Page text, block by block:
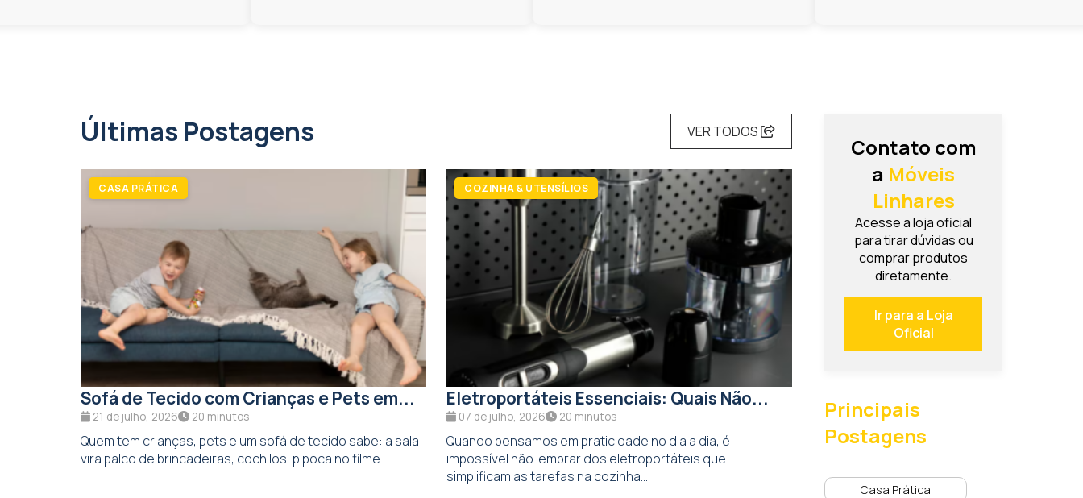
Últimas Postagens VER TODOS
CASA PRÁTICA
Sofá de Tecido com Crianças e Pets em...
21 de julho, 2026 20 minutos
Quem tem crianças, pets e um sofá de tecido sabe: a sala
vira palco de brincadeiras, cochilos, pipoca no filme...
COZINHA & UTENSÍLIOS
Eletroportáteis Essenciais: Quais Não...
07 de julho, 2026 20 minutos
Quando pensamos em praticidade no dia a dia, é
impossível não lembrar dos eletroportáteis que
simplificam as tarefas na cozinha....
Contato com
a Móveis
Linhares
Acesse a loja oficial
para tirar dúvidas ou
comprar produtos
diretamente.
Ir para a Loja
Oficial
Principais
Postagens
Casa Prática